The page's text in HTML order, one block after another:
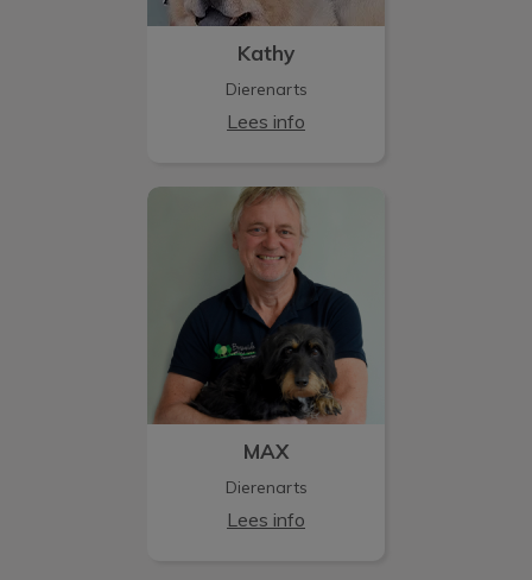
Kathy
Dierenarts
Lees info
MAX
MAX
Dierenarts
Lees info